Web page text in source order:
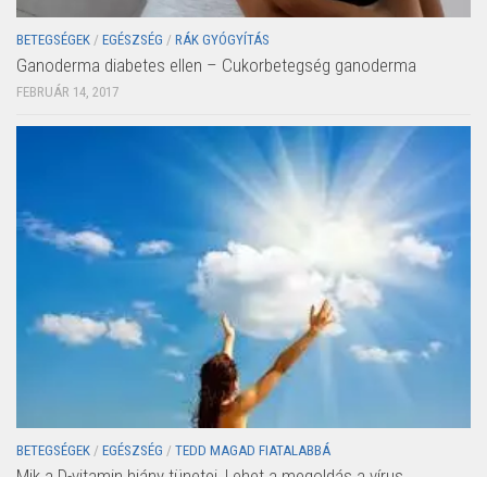
BETEGSÉGEK / EGÉSZSÉG / RÁK GYÓGYÍTÁS
Ganoderma diabetes ellen – Cukorbetegség ganoderma
FEBRUÁR 14, 2017
BETEGSÉGEK / EGÉSZSÉG / TEDD MAGAD FIATALABBÁ